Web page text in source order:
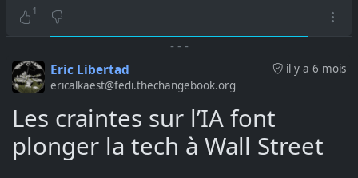
"avatars": [
{REDACTED}
"groupVerifiedNameHash": "REDACTED",
"masterKey": "REDACTED",
"timestamp": null,
"sealedSender": 0,
"color": "A110",
1
- - -
il y a 6 mois
Eric Libertad
ericalkaest@fedi.thechangebook.org
Les craintes sur l’IA font
plonger la tech à Wall Street